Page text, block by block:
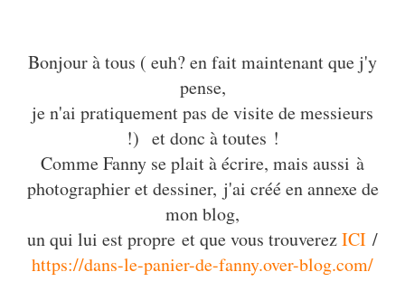
Bonjour à tous ( euh? en fait maintenant que j'y
pense,
je n'ai pratiquement pas de visite de messieurs
!) et donc à toutes !
Comme Fanny se plait à écrire, mais aussi à
photographier et dessiner, j'ai créé en annexe de
mon blog,
un qui lui est propre et que vous trouverezICI /
https://dans-le-panier-de-fanny.over-blog.com/